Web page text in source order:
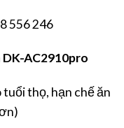
556 246
AC2910pro
tuổi thọ, hạn chế ăn